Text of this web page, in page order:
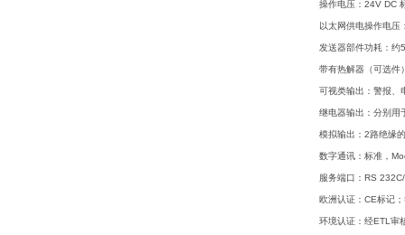
操作电压：24V DC
以太网供电操作电
发送器部件功耗：约
带有热解器（可选件
可视类输出：警报、
继电器输出：分别用
模拟输出：2路绝缘
数字通讯：标准，
服务端口：RS
欧洲认证：CE标记
环境认证：经ETL审